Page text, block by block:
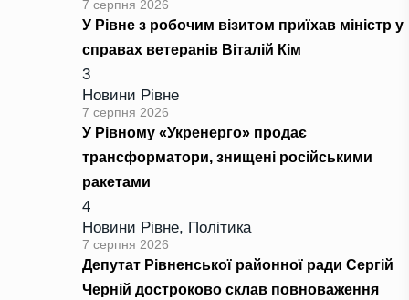
7 серпня 2026
У Рівне з робочим візитом приїхав міністр у
справах ветеранів Віталій Кім
3
Новини Рівне
7 серпня 2026
У Рівному «Укренерго» продає
трансформатори, знищені російськими
ракетами
4
Новини Рівне, Політика
7 серпня 2026
Депутат Рівненської районної ради Сергій
Черній достроково склав повноваження